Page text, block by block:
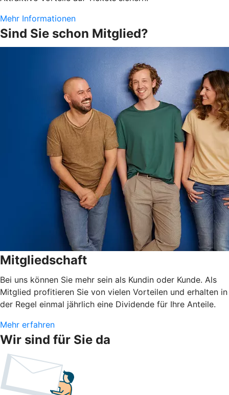
Mehr Informationen
Sind Sie schon Mitglied?
Mitgliedschaft
Bei uns können Sie mehr sein als Kundin oder Kunde. Als
Mitglied profitieren Sie von vielen Vorteilen und erhalten in
der Regel einmal jährlich eine Dividende für Ihre Anteile.
Mehr erfahren
Wir sind für Sie da